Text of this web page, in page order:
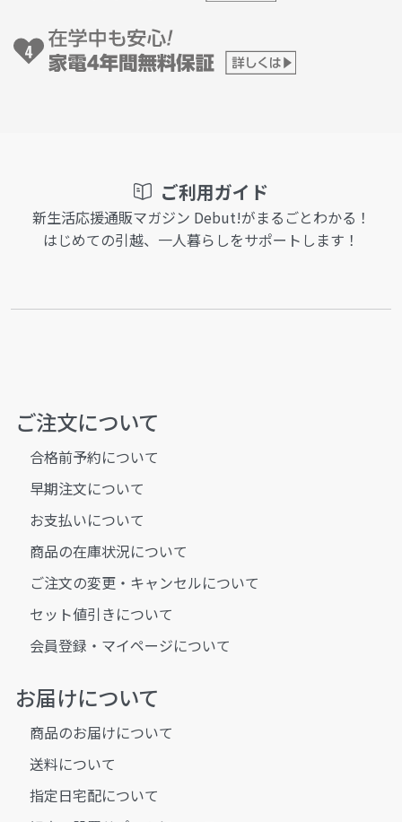
ご利用ガイド
新生活応援通販マガジン Debut!がまるごとわかる！
はじめての引越、一人暮らしをサポートします！
ご注文について
合格前予約について
早期注文について
お支払いについて
商品の在庫状況について
ご注文の変更・キャンセルについて
セット値引きについて
会員登録・マイページについて
お届けについて
商品のお届けについて
送料について
指定日宅配について